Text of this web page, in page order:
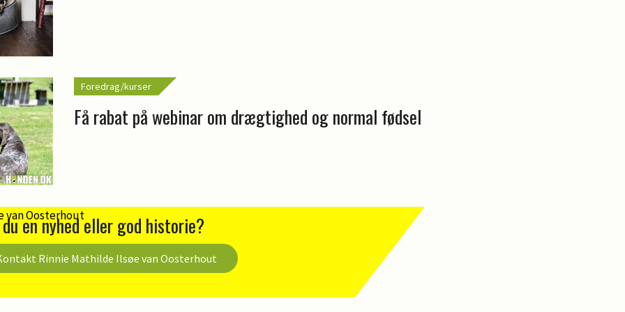
Foredrag/kurser
Få rabat på webinar om drægtighed og normal fødsel
en nyhed eller god historie?
Rinnie Mathilde Ilsøe van Oosterhout